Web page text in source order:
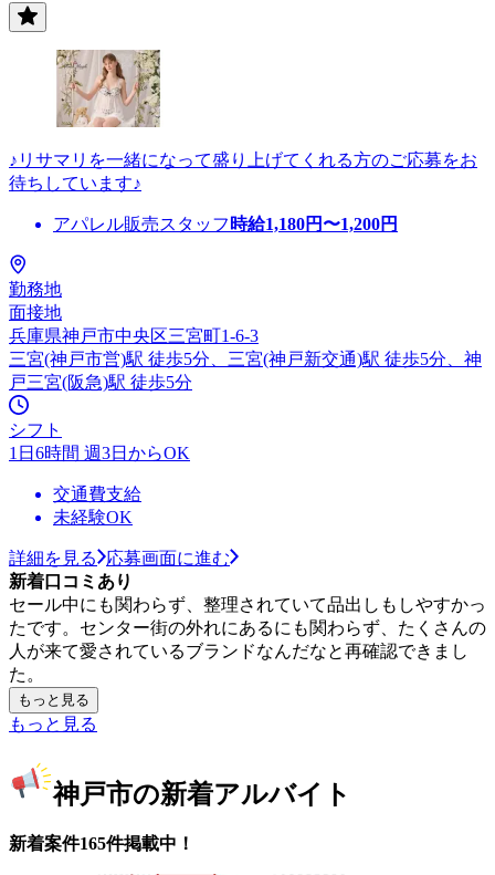
♪リサマリを一緒になって盛り上げてくれる方のご応募をお
待ちしています♪
アパレル販売スタッフ 時給1,180円〜1,200円
勤務地
面接地
兵庫県神戸市中央区三宮町1-6-3
三宮(神戸市営)駅 徒歩5分、三宮(神戸新交通)駅 徒歩5分、神
戸三宮(阪急)駅 徒歩5分
シフト
1日6時間 週3日からOK
交通費支給
未経験OK
詳細を見る
応募画面に進む
新着口コミあり
セール中にも関わらず、整理されていて品出しもしやすかっ
たです。センター街の外れにあるにも関わらず、たくさんの
人が来て愛されているブランドなんだなと再確認できまし
た。
もっと見る
もっと見る
神戸市の新着アルバイト
新着案件165件掲載中！